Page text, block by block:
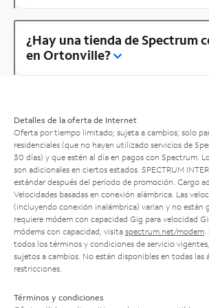
¿Hay una tienda de Spectrum
en Ortonville?
Detalles de la oferta de Internet
Oferta por tiempo limitado; sujeta a cambios; solo
residenciales (que no hayan utilizado servicios de
30 días) y que estén al día en pagos con Spectrum.
son adicionales en ciertos estados. SPECTRUM
estándar después del período de promoción. Cargo
Velocidades basadas en conexión alámbrica. Las
(incluyendo conexión inalámbrica) varían y no están
requiere módem con capacidad Gig para velocidad
módems con capacidad, visita spectrum.net/modem
todos los términos y condiciones de servicio
sujetos a cambios. No están disponibles en todas las
restricciones.
Términos y condiciones